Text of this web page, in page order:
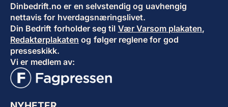
Dinbedrift.no er en selvstendig og uavhengig
nettavis for hverdagsnæringslivet.
Din Bedrift forholder seg til Vær Varsom plakaten,
Redaktørplakaten og følger reglene for god
presseskikk.
Vi er medlem av: